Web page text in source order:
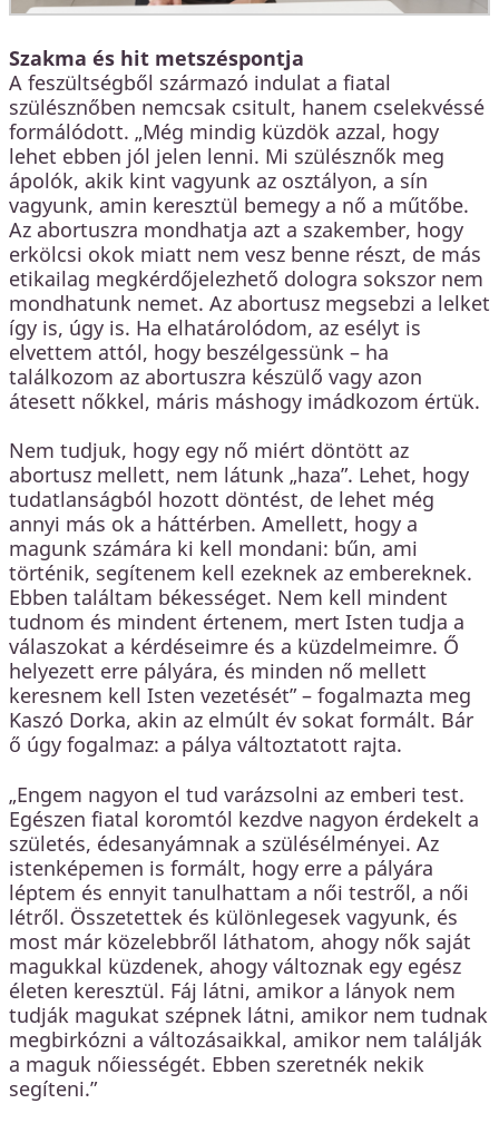
Szakma és hit metszéspontja
A feszültségből származó indulat a fiatal
szülésznőben nemcsak csitult, hanem cselekvéssé
formálódott. „Még mindig küzdök azzal, hogy
lehet ebben jól jelen lenni. Mi szülésznők meg
ápolók, akik kint vagyunk az osztályon, a sín
vagyunk, amin keresztül bemegy a nő a műtőbe.
Az abortuszra mondhatja azt a szakember, hogy
erkölcsi okok miatt nem vesz benne részt, de más
etikailag megkérdőjelezhető dologra sokszor nem
mondhatunk nemet. Az abortusz megsebzi a lelket
így is, úgy is. Ha elhatárolódom, az esélyt is
elvettem attól, hogy beszélgessünk – ha
találkozom az abortuszra készülő vagy azon
átesett nőkkel, máris máshogy imádkozom értük.
Nem tudjuk, hogy egy nő miért döntött az
abortusz mellett, nem látunk „haza”. Lehet, hogy
tudatlanságból hozott döntést, de lehet még
annyi más ok a háttérben. Amellett, hogy a
magunk számára ki kell mondani: bűn, ami
történik, segítenem kell ezeknek az embereknek.
Ebben találtam békességet. Nem kell mindent
tudnom és mindent értenem, mert Isten tudja a
válaszokat a kérdéseimre és a küzdelmeimre. Ő
helyezett erre pályára, és minden nő mellett
keresnem kell Isten vezetését” – fogalmazta meg
Kaszó Dorka, akin az elmúlt év sokat formált. Bár
ő úgy fogalmaz: a pálya változtatott rajta.
„Engem nagyon el tud varázsolni az emberi test.
Egészen fiatal koromtól kezdve nagyon érdekelt a
születés, édesanyámnak a szülésélményei. Az
istenképemen is formált, hogy erre a pályára
léptem és ennyit tanulhattam a női testről, a női
létről. Összetettek és különlegesek vagyunk, és
most már közelebbről láthatom, ahogy nők saját
magukkal küzdenek, ahogy változnak egy egész
életen keresztül. Fáj látni, amikor a lányok nem
tudják magukat szépnek látni, amikor nem tudnak
megbirkózni a változásaikkal, amikor nem találják
a maguk nőiességét. Ebben szeretnék nekik
segíteni.”